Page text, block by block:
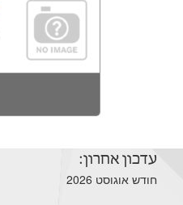
עדכון אחרון:
חודש אוגוסט 2026